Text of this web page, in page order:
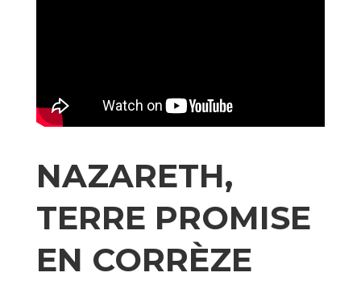
NAZARETH,
TERRE PROMISE
EN CORRÈZE